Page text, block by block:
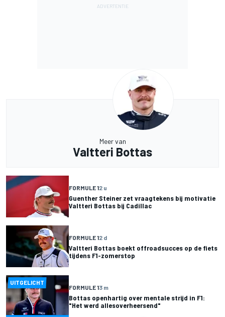
Meer van
Valtteri Bottas
FORMULE 12 u
Guenther Steiner zet vraagtekens bij motivatie
Valtteri Bottas bij Cadillac
FORMULE 12 d
Valtteri Bottas boekt offroadsucces op de fiets
tijdens F1-zomerstop
UITGELICHT
FORMULE 13 m
Bottas openhartig over mentale strijd in F1:
"Het werd allesoverheersend"